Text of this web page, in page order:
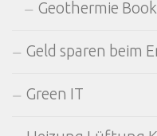
Geothermie
Geld sparen beim
Green IT